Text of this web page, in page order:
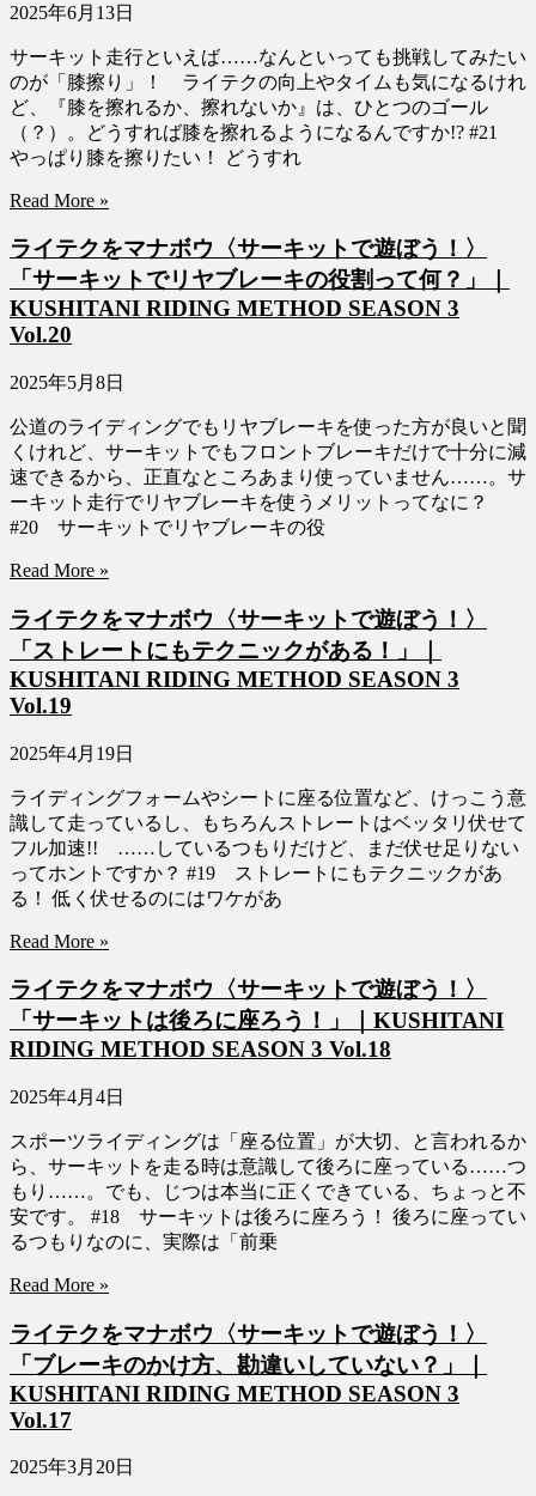
2025年6月13日
サーキット走行といえば……なんといっても挑戦してみたい
のが「膝擦り」！ ライテクの向上やタイムも気になるけれ
ど、『膝を擦れるか、擦れないか』は、ひとつのゴール
（？）。どうすれば膝を擦れるようになるんですか!? #21
やっぱり膝を擦りたい！ どうすれ
Read More »
ライテクをマナボウ〈サーキットで遊ぼう！〉
「サーキットでリヤブレーキの役割って何？」｜
KUSHITANI RIDING METHOD SEASON 3
Vol.20
2025年5月8日
公道のライディングでもリヤブレーキを使った方が良いと聞
くけれど、サーキットでもフロントブレーキだけで十分に減
速できるから、正直なところあまり使っていません……。サ
ーキット走行でリヤブレーキを使うメリットってなに？
#20 サーキットでリヤブレーキの役
Read More »
ライテクをマナボウ〈サーキットで遊ぼう！〉
「ストレートにもテクニックがある！」｜
KUSHITANI RIDING METHOD SEASON 3
Vol.19
2025年4月19日
ライディングフォームやシートに座る位置など、けっこう意
識して走っているし、もちろんストレートはベッタリ伏せて
フル加速!! ……しているつもりだけど、まだ伏せ足りない
ってホントですか？ #19 ストレートにもテクニックがあ
る！ 低く伏せるのにはワケがあ
Read More »
ライテクをマナボウ〈サーキットで遊ぼう！〉
「サーキットは後ろに座ろう！」｜KUSHITANI
RIDING METHOD SEASON 3 Vol.18
2025年4月4日
スポーツライディングは「座る位置」が大切、と言われるか
ら、サーキットを走る時は意識して後ろに座っている……つ
もり……。でも、じつは本当に正くできている、ちょっと不
安です。 #18 サーキットは後ろに座ろう！ 後ろに座ってい
るつもりなのに、実際は「前乗
Read More »
ライテクをマナボウ〈サーキットで遊ぼう！〉
「ブレーキのかけ方、勘違いしていない？」｜
KUSHITANI RIDING METHOD SEASON 3
Vol.17
2025年3月20日